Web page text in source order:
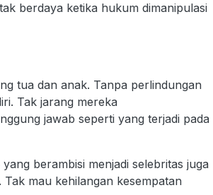
berdaya ketika hukum dimanipulasi
tua dan anak. Tanpa perlindungan
Tak jarang mereka
jawab seperti yang terjadi pada
berambisi menjadi selebritas juga
mau kehilangan kesempatan